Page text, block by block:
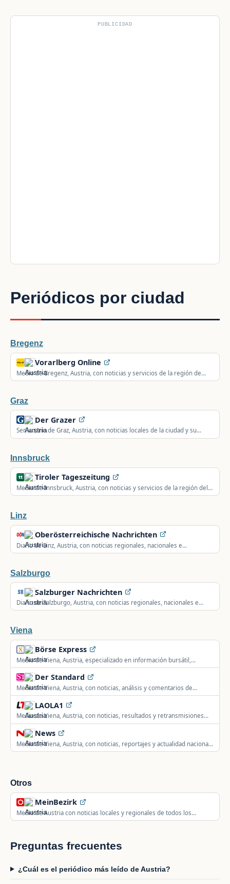
PUBLICIDAD
Periódicos por ciudad
Bregenz
Vorarlberg Online
Medio de Bregenz, Austria, con noticias y servicios de la región de
Vorarlberg.
Graz
Der Grazer
Semanario de Graz, Austria, con noticias locales de la ciudad y su
región.
Innsbruck
Tiroler Tageszeitung
Medio de Innsbruck, Austria, con noticias y servicios de la región del
Tirol.
Linz
Oberösterreichische Nachrichten
Diario de Linz, Austria, con noticias regionales, nacionales e
internacionales del Alto Austria.
Salzburgo
Salzburger Nachrichten
Diario de Salzburgo, Austria, con noticias regionales, nacionales e
internacionales.
Viena
Börse Express
Medio de Viena, Austria, especializado en información bursátil,
económica y financiera.
Der Standard
Medio de Viena, Austria, con noticias, análisis y comentarios de
Austria y el mundo.
LAOLA1
Medio de Viena, Austria, con noticias, resultados y retransmisiones
deportivas.
News
Medio de Viena, Austria, con noticias, reportajes y actualidad nacional
e internacional.
Otros
MeinBezirk
Medio de Austria con noticias locales y regionales de todos los
distritos del país.
Preguntas frecuentes
¿Cuál es el periódico más leído de Austria?